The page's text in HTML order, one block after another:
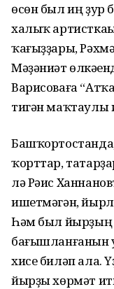
өсөн был иң ҙур
халыҡ
ҡағыҙҙары,
Мәҙәниәт
Варисоваға
тигән маҡтаулы
ҡорттар,
лә Рәис
ишетмәгән,
Һәм был йырҙың
бағышланғанын
хисе биләп ала.
йырҙы хөрмәт